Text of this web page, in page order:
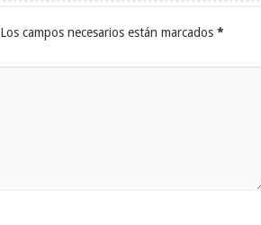
Los campos necesarios están marcados *